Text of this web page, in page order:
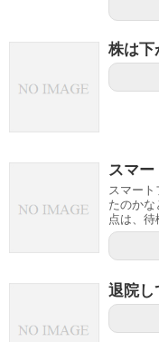
株は下
スマー
スマート
たのか
点は、
退院し